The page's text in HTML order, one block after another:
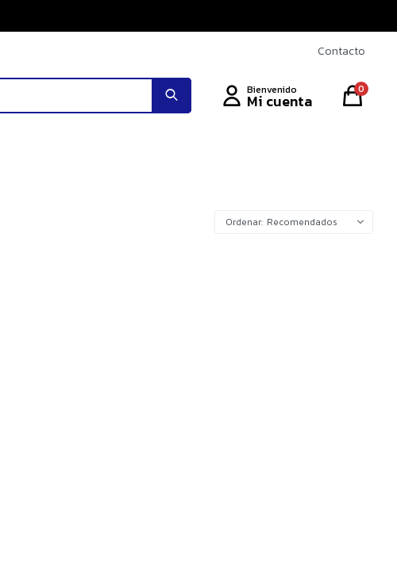
0
Contacto
Recomendados